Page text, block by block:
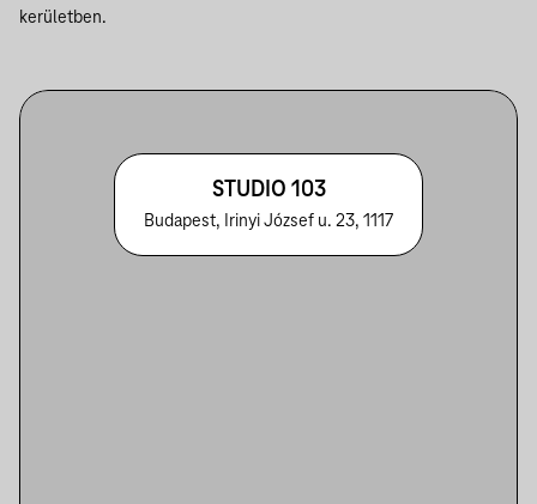
kerületben.
STUDIO 103
Budapest, Irinyi József u. 23, 1117